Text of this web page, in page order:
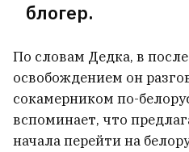
блогер.
По словам Дедка, в
освобождением он
сокамерником по-
вспоминает, что
начала перейти на
Гродно
3